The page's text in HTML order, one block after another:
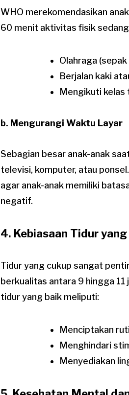
WHO merekomendasikan
60 menit aktivitas fisik
Olahraga
Berjalan kaki
Mengikuti kelas
b. Mengurangi Waktu Layar
Sebagian besar anak-anak
televisi, komputer, atau
agar anak-anak memiliki
negatif.
4. Kebiasaan Tidur
Tidur yang cukup sangat
berkualitas antara 9 hingga
tidur yang baik meliputi:
Menciptakan
Menghindari
Menyediakan